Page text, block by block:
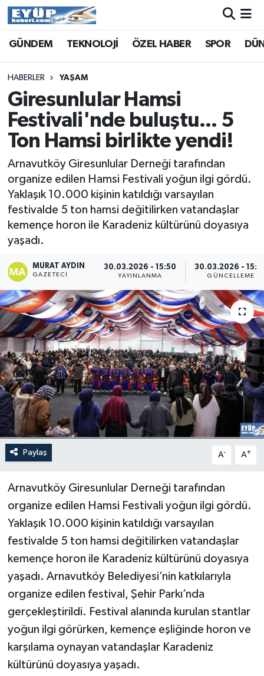
GÜNDEM TEKNOLOJİ ÖZEL HABER SPOR
HABERLER YAŞAM
Giresunlular Hamsi
Festivali'nde buluştu... 5
Ton Hamsi birlikte yendi!
Arnavutköy Giresunlular Derneği tarafından
organize edilen Hamsi Festivali yoğun ilgi gördü.
Yaklaşık 10.000 kişinin katıldığı varsayılan
festivalde 5 ton hamsi değitilirken vatandaşlar
kemençe horon ile Karadeniz kültürünü doyasıya
yaşadı.
MURAT AYDIN
GAZETECI
30.03.2026 - 15:50
YAYINLANMA
30.03.2026 -
GÜNCELLEME
Paylaş A- A+
Arnavutköy Giresunlular Derneği tarafından
organize edilen Hamsi Festivali yoğun ilgi gördü.
Yaklaşık 10.000 kişinin katıldığı varsayılan
festivalde 5 ton hamsi değitilirken vatandaşlar
kemençe horon ile Karadeniz kültürünü doyasıya
yaşadı. Arnavutköy Belediyesi’nin katkılarıyla
organize edilen festival, Şehir Parkı’nda
gerçekleştirildi. Festival alanında kurulan stantlar
yoğun ilgi görürken, kemençe eşliğinde horon ve
karşılama oynayan vatandaşlar Karadeniz
kültürünü doyasıya yaşadı.